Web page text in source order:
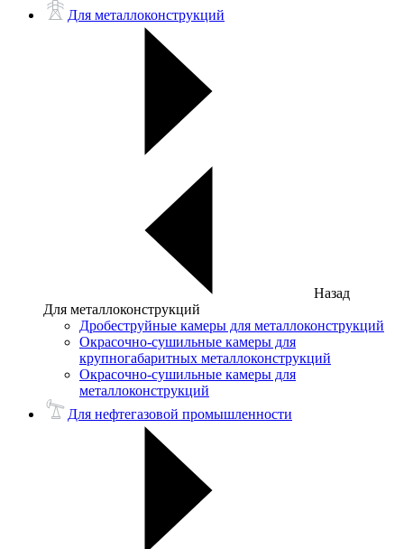
Для металлоконструкций
Назад
Для металлоконструкций
Дробеструйные камеры для металлоконструкций
Окрасочно-сушильные камеры для
крупногабаритных металлоконструкций
Окрасочно-сушильные камеры для
металлоконструкций
Для нефтегазовой промышленности